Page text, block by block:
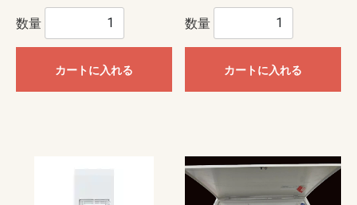
数量
カートに入れる
数量
カートに入れる